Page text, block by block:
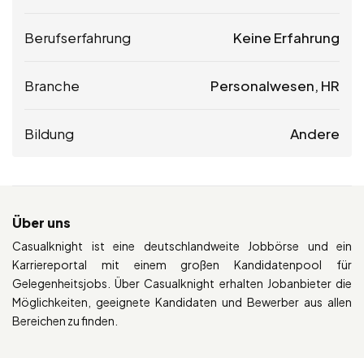
Berufserfahrung Keine Erfahrung
Branche Personalwesen, HR
Bildung Andere
Über uns
Casualknight ist eine deutschlandweite Jobbörse und ein
Karriereportal mit einem großen Kandidatenpool für
Gelegenheitsjobs. Über Casualknight erhalten Jobanbieter die
Möglichkeiten, geeignete Kandidaten und Bewerber aus allen
Bereichen zu finden.